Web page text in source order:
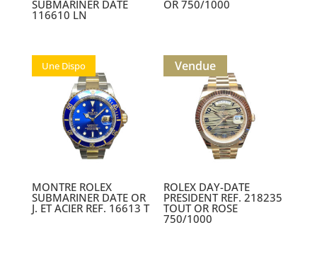
SUBMARINER DATE
116610 LN
OR 750/1000
Une Dispo
MONTRE ROLEX
SUBMARINER DATE OR
J. ET ACIER REF. 16613 T
Vendue
ROLEX DAY-DATE
PRESIDENT REF. 218235
TOUT OR ROSE
750/1000